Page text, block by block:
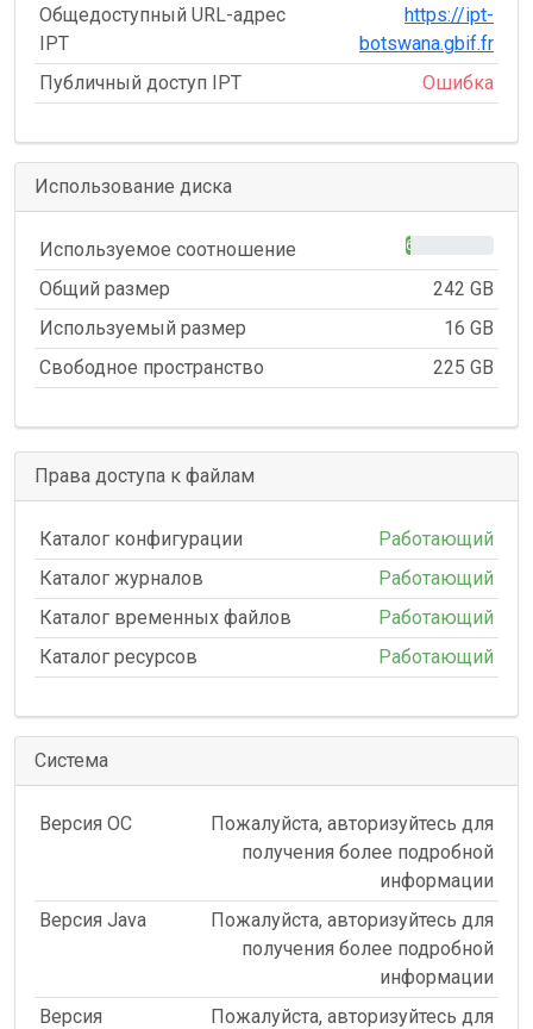
Общедоступный URL-адрес
IPT
https://ipt-
botswana.gbif.fr
Публичный доступ IPT
Ошибка
Использование диска
Используемое соотношение 6%
Общий размер
242 GB
Используемый размер
16 GB
Свободное пространство
225 GB
Права доступа к файлам
Каталог конфигурации
Работающий
Каталог журналов
Работающий
Каталог временных файлов
Работающий
Каталог ресурсов
Работающий
Система
Версия ОС
Пожалуйста, авторизуйтесь для
получения более подробной
информации
Версия Java
Пожалуйста, авторизуйтесь для
получения более подробной
информации
Версия
Пожалуйста, авторизуйтесь для